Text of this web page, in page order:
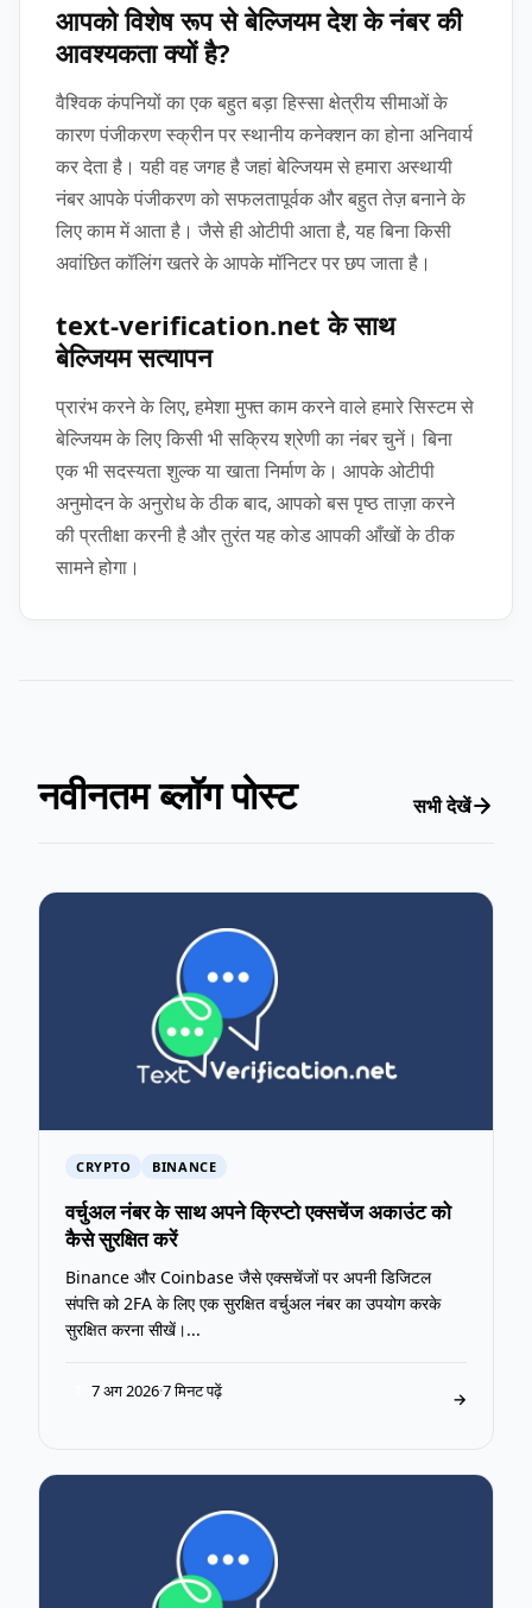
आपको विशेष रूप से बेल्जियम देश के नंबर की
आवश्यकता क्यों है?
वैश्विक कंपनियों का एक बहुत बड़ा हिस्सा क्षेत्रीय सीमाओं के
कारण पंजीकरण स्क्रीन पर स्थानीय कनेक्शन का होना अनिवार्य
कर देता है। यही वह जगह है जहां बेल्जियम से हमारा अस्थायी
नंबर आपके पंजीकरण को सफलतापूर्वक और बहुत तेज़ बनाने के
लिए काम में आता है। जैसे ही ओटीपी आता है, यह बिना किसी
अवांछित कॉलिंग खतरे के आपके मॉनिटर पर छप जाता है।
text-verification.net के साथ
बेल्जियम सत्यापन
प्रारंभ करने के लिए, हमेशा मुफ्त काम करने वाले हमारे सिस्टम से
बेल्जियम के लिए किसी भी सक्रिय श्रेणी का नंबर चुनें। बिना
एक भी सदस्यता शुल्क या खाता निर्माण के। आपके ओटीपी
अनुमोदन के अनुरोध के ठीक बाद, आपको बस पृष्ठ ताज़ा करने
की प्रतीक्षा करनी है और तुरंत यह कोड आपकी आँखों के ठीक
सामने होगा।
नवीनतम ब्लॉग पोस्ट सभी देखें
CRYPTO BINANCE
वर्चुअल नंबर के साथ अपने क्रिप्टो एक्सचेंज अकाउंट को
कैसे सुरक्षित करें
Binance और Coinbase जैसे एक्सचेंजों पर अपनी डिजिटल
संपत्ति को 2FA के लिए एक सुरक्षित वर्चुअल नंबर का उपयोग करके
सुरक्षित करना सीखें।...
7 अग 2026·7 मिनट पढ़ें →